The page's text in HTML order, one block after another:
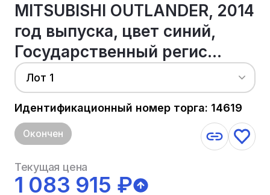
MITSUBISHI OUTLANDER, 2014
год выпуска, цвет синий,
Государственный регис...
Лот 1
Идентификационный номер торга: 14619
Окончен
Текущая цена
1 083 915 ₽